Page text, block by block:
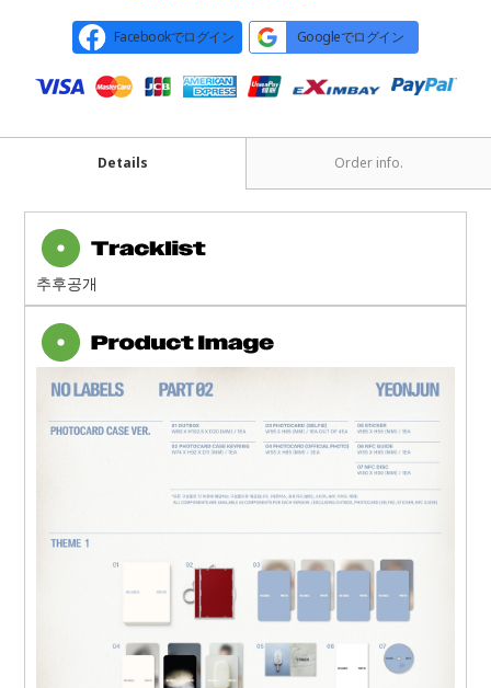
Facebookでログイン Googleでログイン
Details Order info.
추후공개